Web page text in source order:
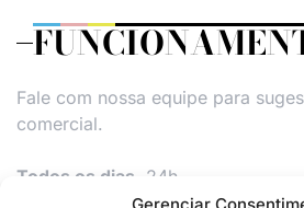
Fale com nossa equipe para
comercial.
Todos os dias, 24h.